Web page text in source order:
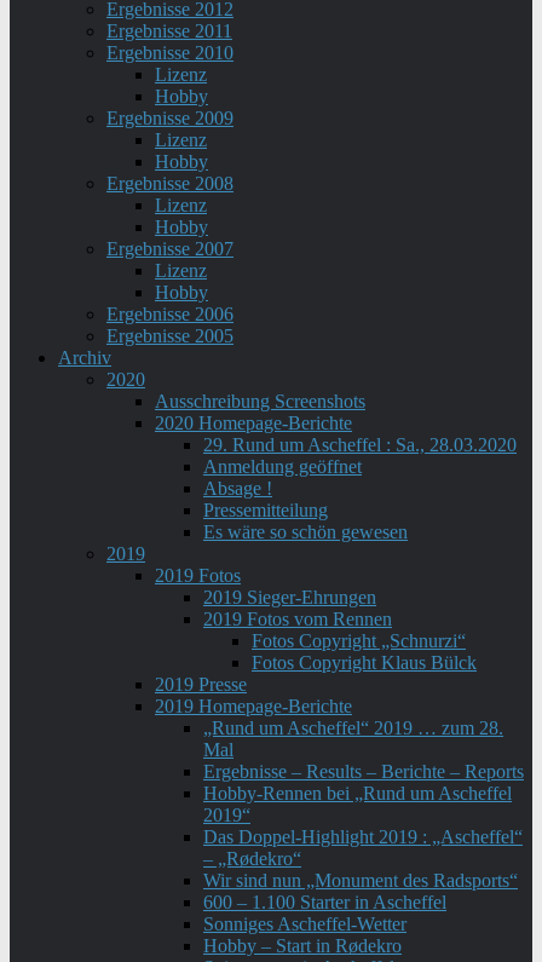
Ergebnisse 2012
Ergebnisse 2011
Ergebnisse 2010
Lizenz
Hobby
Ergebnisse 2009
Lizenz
Hobby
Ergebnisse 2008
Lizenz
Hobby
Ergebnisse 2007
Lizenz
Hobby
Ergebnisse 2006
Ergebnisse 2005
Archiv
2020
Ausschreibung Screenshots
2020 Homepage-Berichte
29. Rund um Ascheffel : Sa., 28.03.2020
Anmeldung geöffnet
Absage !
Pressemitteilung
Es wäre so schön gewesen
2019
2019 Fotos
2019 Sieger-Ehrungen
2019 Fotos vom Rennen
Fotos Copyright „Schnurzi“
Fotos Copyright Klaus Bülck
2019 Presse
2019 Homepage-Berichte
„Rund um Ascheffel“ 2019 … zum 28.
Mal
Ergebnisse – Results – Berichte – Reports
Hobby-Rennen bei „Rund um Ascheffel
2019“
Das Doppel-Highlight 2019 : „Ascheffel“
– „Rødekro“
Wir sind nun „Monument des Radsports“
600 – 1.100 Starter in Ascheffel
Sonniges Ascheffel-Wetter
Hobby – Start in Rødekro